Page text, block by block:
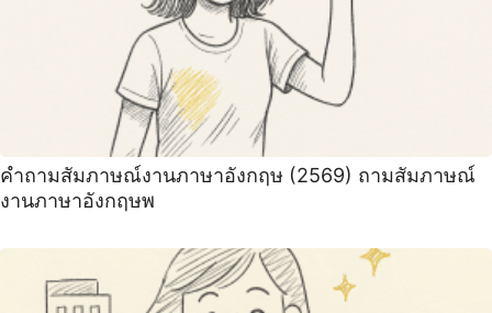
คําถามสัมภาษณ์งานภาษาอังกฤษ (2569) ถามสัมภาษณ์
งานภาษาอังกฤษพ